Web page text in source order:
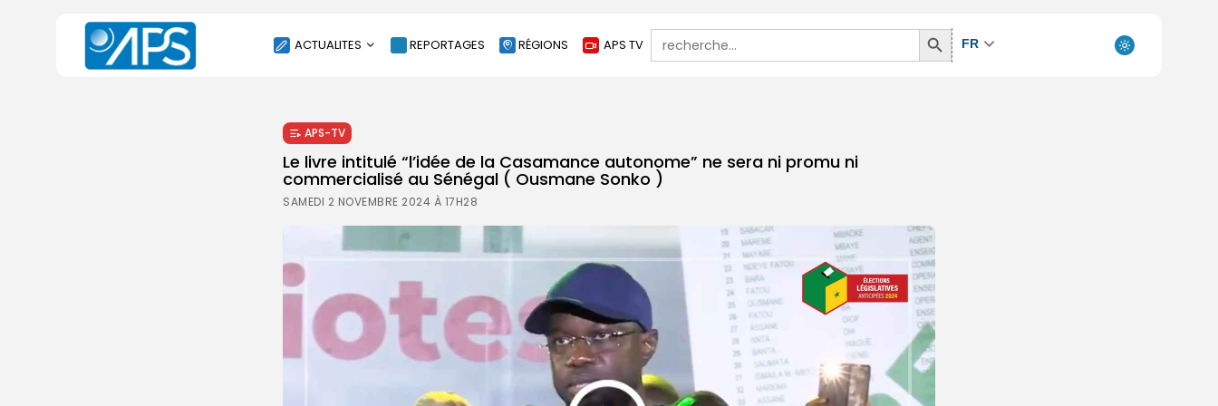
ACTUALITES
SOCIÉTÉ
ÉCONOMIE
CULTURE
ENVIRONNEMENT
INTERNATIONAL
AGENDA
REPORTAGES RÉGIONS APS TV
Search
for:
Search
Button
FR
APS-TV
Le livre intitulé “l’idée de la Casamance autonome” ne sera ni promu ni
commercialisé au Sénégal ( Ousmane Sonko )
SAMEDI 2 NOVEMBRE 2024 À 17H28